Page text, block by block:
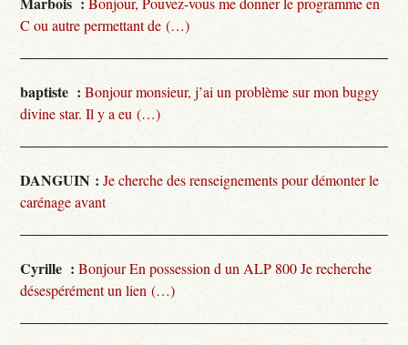
C ou autre permettant de (…)
baptiste : Bonjour monsieur, j’ai un problème sur mon buggy
divine star. Il y a eu (…)
DANGUIN : Je cherche des renseignements pour démonter le
carénage avant
Cyrille : Bonjour En possession d un ALP 800 Je recherche
désespérément un lien (…)